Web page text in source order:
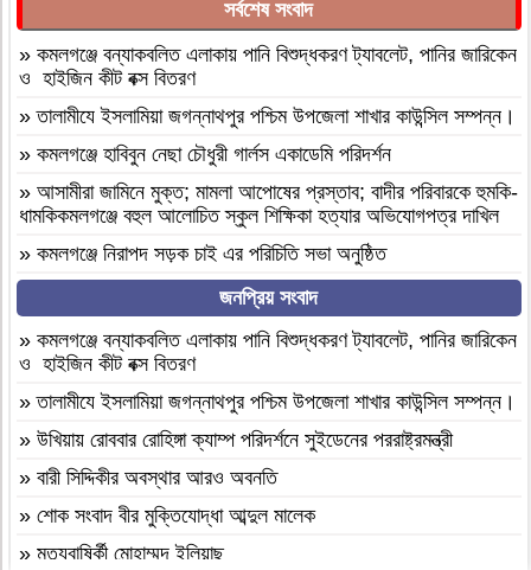
সর্বশেষ সংবাদ
» কমলগঞ্জে বন্যাকবলিত এলাকায় পানি বিশুদ্ধকরণ ট্যাবলেট, পানির জারিকেন
ও হাইজিন কীট বক্স বিতরণ
»‎তালামীযে ইসলামিয়া জগন্নাথপুর পশ্চিম উপজেলা শাখার কাউন্সিল সম্পন্ন।
» কমলগঞ্জে হাবিবুন নেছা চৌধুরী গার্লস একাডেমি পরিদর্শন
» আসামীরা জামিনে মুক্ত; মামলা আপোষের প্রস্তাব; বাদীর পরিবারকে হুমকি-
ধামকিকমলগঞ্জে বহুল আলোচিত স্কুল শিক্ষিকা হত্যার অভিযোগপত্র দাখিল
» কমলগঞ্জে নিরাপদ সড়ক চাই এর পরিচিতি সভা অনুষ্ঠিত
শোক সংবাদ॥ রসমোহন সিংহ ॥
ফ্যাসিবাদবিরোধী সমন্বিত শক্তির ফল জুলাই আন্দোলন: রেদোয়ান মাজহারি
» বগুড়া আদমদীঘিতে হিন্দু গৃহবধূকে শ্লীলতাহানির চেষ্টার অভিযোগে
গ্রেপ্তার-১
দশ বছ‌রে গ্রামীণ‌ফো‌সের মাইজিপি অ্যাপ
বগুড়া আদমদীঘিতে বাসা বাড়ীতে দুঃসাহসিক চুরি সংঘটিত
দুপচাঁচিয়া ট্রেনে কাটা পড়ে যুবকের মৃত্যু
চারপাশে সবকিছু আগের মতোই আছে, শুধু তোমরাই নেই”—উলুয়াইল
জনপ্রিয় সংবাদ
» কমলগঞ্জে বন্যাকবলিত এলাকায় পানি বিশুদ্ধকরণ ট্যাবলেট, পানির জারিকেন
ও হাইজিন কীট বক্স বিতরণ
»‎তালামীযে ইসলামিয়া জগন্নাথপুর পশ্চিম উপজেলা শাখার কাউন্সিল সম্পন্ন।
» উখিয়ায় রোববার রোহিঙ্গা ক্যাম্প পরিদর্শনে সুইডেনের পররাষ্ট্রমন্ত্রী
» বারী সিদ্দিকীর অবস্থার আরও অবনতি
» শোক সংবাদ বীর মুক্তিযোদ্ধা আব্দুল মালেক
» মৃত্যুবাষির্কী মোহাম্মদ ইলিয়াছ